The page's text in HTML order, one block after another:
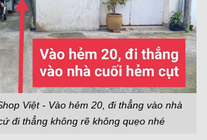
Việt - Vào hẻm 20, đi thẳng vào nhà
đi thẳng không rẽ không quẹo nhé